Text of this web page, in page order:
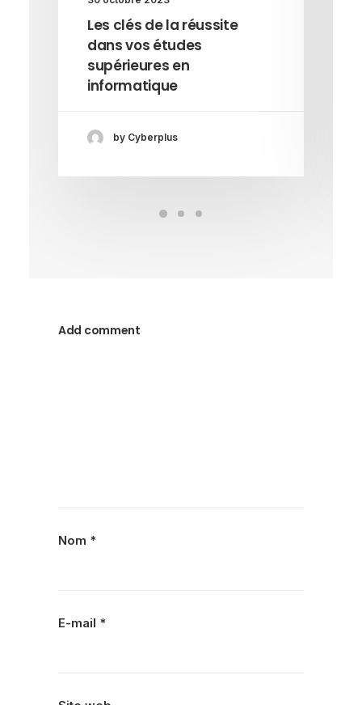
Les clés de la réussite
dans vos études
supérieures en
informatique
by Cyberplus
Add comment
Nom *
E-mail *